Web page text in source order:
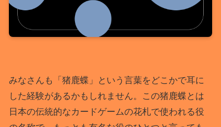
みなさんも「猪鹿蝶」という言葉をどこかで耳に
した経験があるかもしれません。この猪鹿蝶とは
日本の伝統的なカードゲームの花札で使われる役